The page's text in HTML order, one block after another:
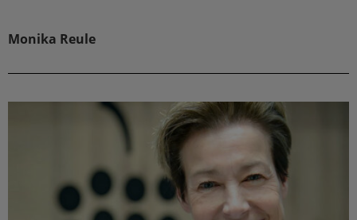
Monika Reule